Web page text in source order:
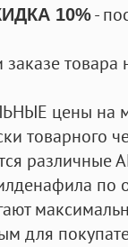
10%-
заказе
цены на
товарного
по
для